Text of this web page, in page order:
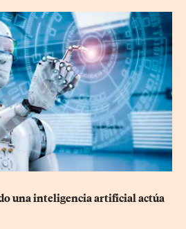
una inteligencia artificial actúa